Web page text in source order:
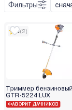
Фильтры
5(2)
Триммер
GTR-5224 LUX
ФАВОРИТ ДАЧНИКОВ